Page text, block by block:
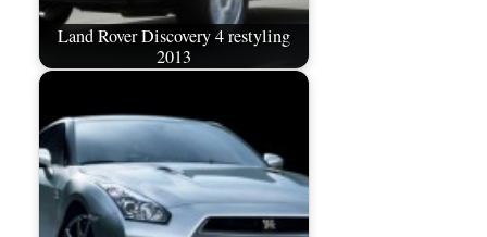
Land Rover Discovery 4 restyling
2013